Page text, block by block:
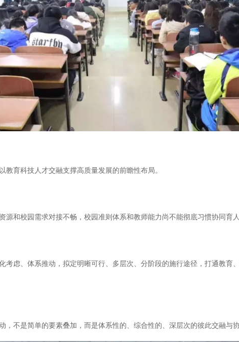
育科技人才交融支撑高质量发展的前瞻性布局。
校园需求对接不畅，校园准则体系和教师能力尚不能彻底习惯协同育人
虑、体系推动，拟定明晰可行、多层次、分阶段的施行途径，打通教育
是简单的要素叠加，而是体系性的、综合性的、深层次的彼此交融与协